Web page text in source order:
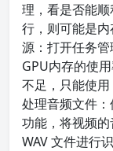
理，看是否能
行，则可能是
源：打开任务
GPU内存的使
不足，只能使
处理音频文件
功能，将视频
WAV 文件进行